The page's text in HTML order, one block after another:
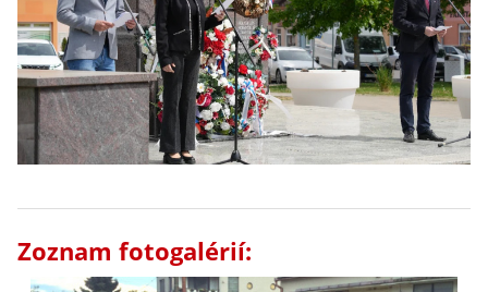
Zoznam fotogalérií: